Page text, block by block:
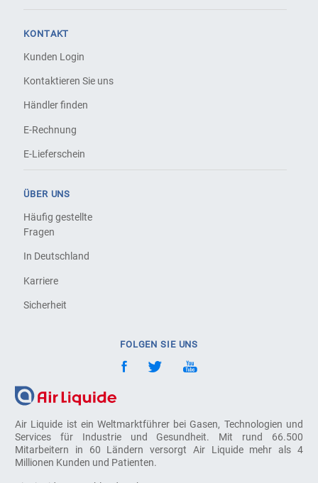
Air Liquide ist ein Weltmarktführer bei Gasen, Technologien und
Services für Industrie und Gesundheit. Mit rund 66.500
Mitarbeitern in 60 Ländern versorgt Air Liquide mehr als 4
Millionen Kunden und Patienten.
KONTAKT
Kunden Login
Kontaktieren Sie uns
Händler finden
E-Rechnung
E-Lieferschein
ÜBER UNS
Häufig gestellte
Fragen
In Deutschland
Karriere
Sicherheit
FOLGEN SIE UNS